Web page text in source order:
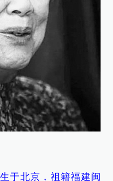
于北京，祖籍福建闽